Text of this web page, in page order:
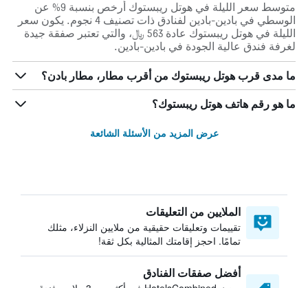
متوسط سعر الليلة في هوتل ريبستوك أرخص بنسبة 9% عن
الوسطي في بادين-بادين لفنادق ذات تصنيف 4 نجوم. يكون سعر
الليلة في هوتل ريبستوك عادة 563 ﷼، والتي تعتبر صفقة جيدة
لغرفة فندق عالية الجودة في بادين-بادين.
ما مدى قرب هوتل ريبستوك من أقرب مطار، مطار بادن؟
ما هو رقم هاتف هوتل ريبستوك؟
عرض المزيد من الأسئلة الشائعة
الملايين من التعليقات
تقييمات وتعليقات حقيقية من ملايين النزلاء، مثلك
تمامًا. احجز إقامتك المثالية بكل ثقة!
أفضل صفقات الفنادق